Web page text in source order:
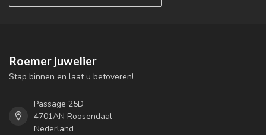
Roemer juwelier
Stap binnen en laat u betoveren!
Passage 25D
4701AN Roosendaal
Nederland